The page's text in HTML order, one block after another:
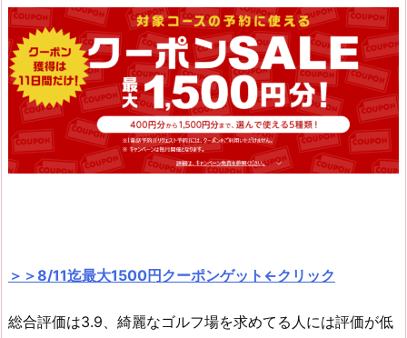
＞＞8/11迄最大1500円クーポンゲット←クリック
総合評価は3.9、綺麗なゴルフ場を求めてる人には評価が低